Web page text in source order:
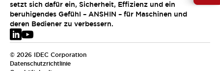
setzt sich dafür ein, Sicherheit, Effizienz und ein
beruhigendes Gefühl – ANSHIN – für Maschinen und
deren Bediener zu verbessern.
© 2026 IDEC Corporation
Datenschutzrichtlinie